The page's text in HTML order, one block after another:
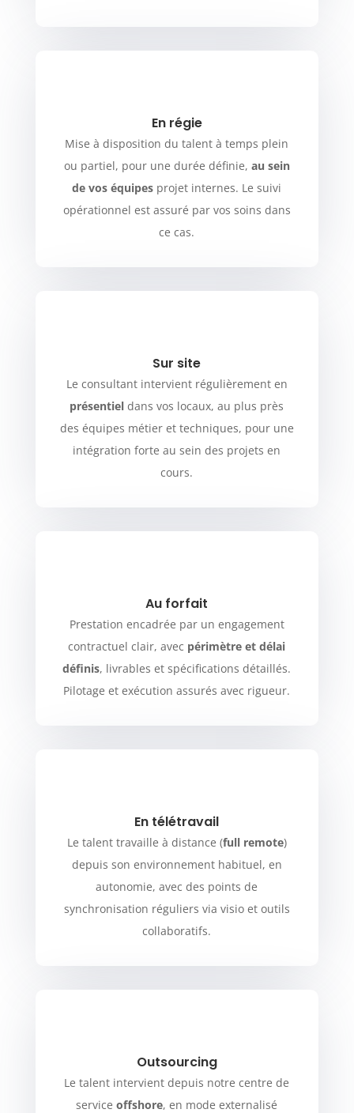
En régie
Mise à disposition du talent à temps plein
ou partiel, pour une durée définie, au sein
de vos équipes projet internes. Le suivi
opérationnel est assuré par vos soins dans
ce cas.
Sur site
Le consultant intervient régulièrement en
présentiel dans vos locaux, au plus près
des équipes métier et techniques, pour une
intégration forte au sein des projets en
cours.
Au forfait
Prestation encadrée par un engagement
contractuel clair, avec périmètre et délai
définis, livrables et spécifications détaillés.
Pilotage et exécution assurés avec rigueur.
En télétravail
Le talent travaille à distance (full remote)
depuis son environnement habituel, en
autonomie, avec des points de
synchronisation réguliers via visio et outils
collaboratifs.
Outsourcing
Le talent intervient depuis notre centre de
serviceoffshore, en mode externalisé